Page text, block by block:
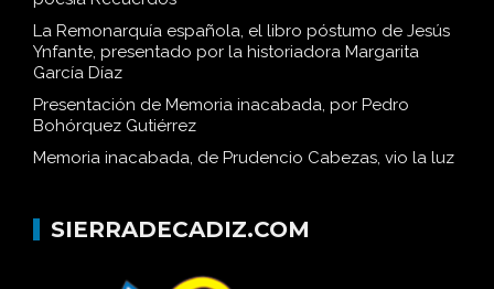
La Remonarquía española, el libro póstumo de Jesús
Ynfante, presentado por la historiadora Margarita
García Díaz
Presentación de Memoria inacabada, por Pedro
Bohórquez Gutiérrez
Memoria inacabada, de Prudencio Cabezas, vio la luz
SIERRADECADIZ.COM